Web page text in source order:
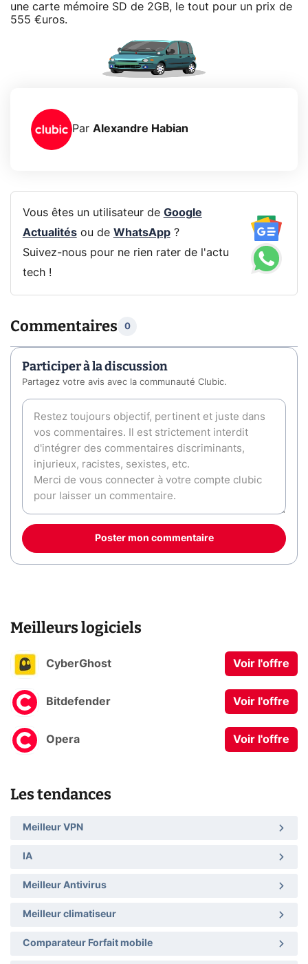
une carte mémoire SD de 2GB, le tout pour un prix de
555 €uros.
Par Alexandre Habian
Vous êtes un utilisateur de Google
Actualitésou de WhatsApp?
Suivez-nous pour ne rien rater de l'actu
tech !
Commentaires 0
Participer à la discussion
Partagez votre avis avec la communauté Clubic.
Poster mon commentaire
Meilleurs logiciels
CyberGhost Voir l'offre
Bitdefender Voir l'offre
Opera Voir l'offre
Les tendances
Meilleur VPN
IA
Meilleur Antivirus
Meilleur climatiseur
Comparateur Forfait mobile